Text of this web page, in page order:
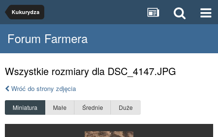
Kukurydza
Forum Farmera
Wszystkie rozmiary dla DSC_4147.JPG
Wróć do strony zdjęcia
Miniatura Małe Średnie Duże